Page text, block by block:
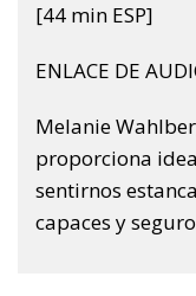
[44 min ESP]
ENLACE DE
Melanie
proporciona
sentirnos
capaces y